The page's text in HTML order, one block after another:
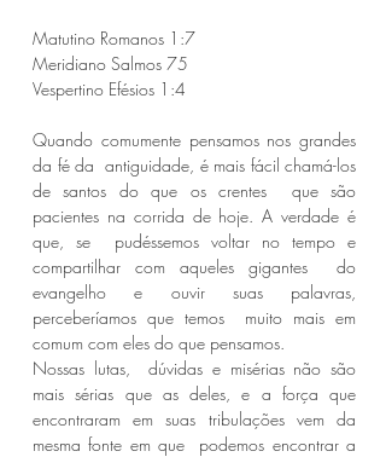
Matutino Romanos 1:7
Meridiano Salmos 75
Vespertino Efésios 1:4
Quando comumente pensamos nos grandes
da fé da  antiguidade, é mais fácil chamá-los
de santos do que os crentes  que são
pacientes na corrida de hoje. A verdade é
que, se  pudéssemos voltar no tempo e
compartilhar com aqueles gigantes  do
evangelho e ouvir suas palavras,
perceberíamos que temos  muito mais em
comum com eles do que pensamos.
Nossas lutas,  dúvidas e misérias não são
mais sérias que as deles, e a força que
encontraram em suas tribulações vem da
mesma fonte em que  podemos encontrar a